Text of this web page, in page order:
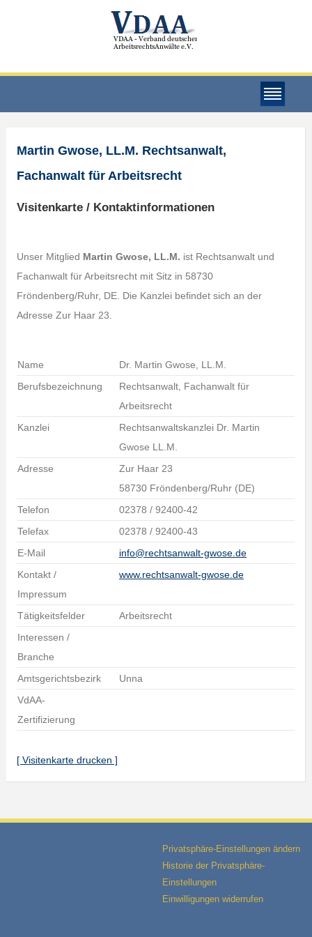
Martin Gwose, LL.M. Rechtsanwalt,
Fachanwalt für Arbeitsrecht
Visitenkarte / Kontaktinformationen
Unser Mitglied Martin Gwose, LL.M. ist Rechtsanwalt und
Fachanwalt für Arbeitsrecht mit Sitz in 58730
Fröndenberg/Ruhr, DE. Die Kanzlei befindet sich an der
Adresse Zur Haar 23.
Name
Dr. Martin Gwose, LL.M.
Berufsbezeichnung
Rechtsanwalt, Fachanwalt für
Arbeitsrecht
Kanzlei
Rechtsanwaltskanzlei Dr. Martin
Gwose LL.M.
Adresse
Zur Haar 23
58730 Fröndenberg/Ruhr (DE)
Telefon
02378 / 92400-42
Telefax
02378 / 92400-43
E-Mail
info@rechtsanwalt-gwose.de
Kontakt /
Impressum
www.rechtsanwalt-gwose.de
Tätigkeitsfelder
Arbeitsrecht
Interessen /
Branche
Amtsgerichtsbezirk
Unna
VdAA-
Zertifizierung
[ Visitenkarte drucken ]
Privatsphäre-Einstellungen ändern
Historie der Privatsphäre-
Einstellungen
Einwilligungen widerrufen